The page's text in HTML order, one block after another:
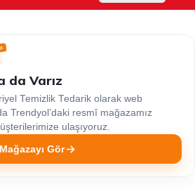
da Varız
Temizlik Tedarik olarak web
Trendyol’daki resmî mağazamız
ulaşıyoruz.
Mağazayı Gör